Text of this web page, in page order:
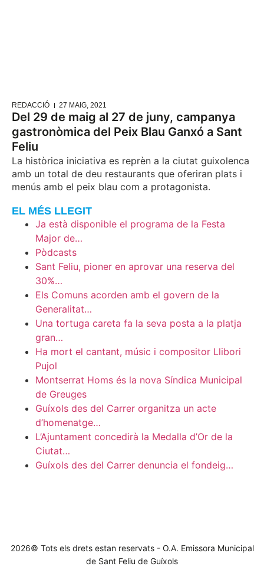
REDACCIÓ 27 MAIG, 2021
Del 29 de maig al 27 de juny, campanya
gastronòmica del Peix Blau Ganxó a Sant
Feliu
La històrica iniciativa es reprèn a la ciutat guixolenca
amb un total de deu restaurants que oferiran plats i
menús amb el peix blau com a protagonista.
EL MÉS LLEGIT
Ja està disponible el programa de la Festa
Major de…
Pòdcasts
Sant Feliu, pioner en aprovar una reserva del
30%…
Els Comuns acorden amb el govern de la
Generalitat…
Una tortuga careta fa la seva posta a la platja
gran…
Ha mort el cantant, músic i compositor Llibori
Pujol
Montserrat Homs és la nova Síndica Municipal
de Greuges
Guíxols des del Carrer organitza un acte
d’homenatge…
L’Ajuntament concedirà la Medalla d’Or de la
Ciutat…
Guíxols des del Carrer denuncia el fondeig…
2026© Tots els drets estan reservats - O.A. Emissora Municipal
de Sant Feliu de Guíxols